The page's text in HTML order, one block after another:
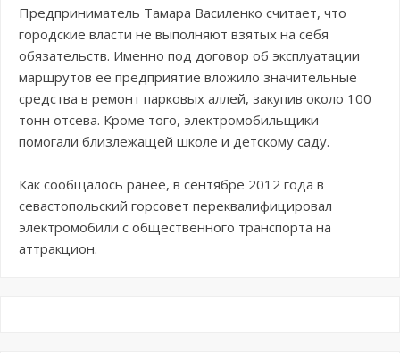
Предприниматель Тамара Василенко считает, что
городские власти не выполняют взятых на себя
обязательств. Именно под договор об эксплуатации
маршрутов ее предприятие вложило значительные
средства в ремонт парковых аллей, закупив около 100
тонн отсева. Кроме того, электромобильщики
помогали близлежащей школе и детскому саду.
Как сообщалось ранее, в сентябре 2012 года в
севастопольский горсовет переквалифицировал
электромобили с общественного транспорта на
аттракцион.